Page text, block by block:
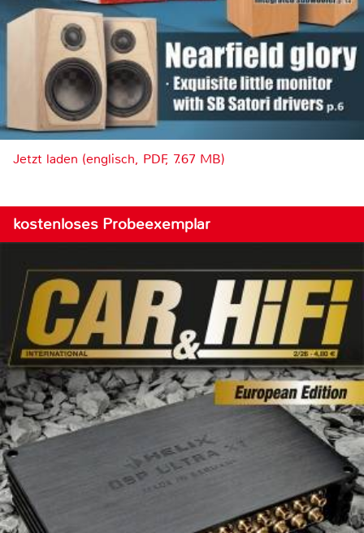
Jetzt laden (englisch, PDF, 7.67 MB)
kostenloses Probeexemplar